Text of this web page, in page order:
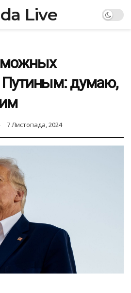
Live
Путиным: думаю,
7 Листопада, 2024